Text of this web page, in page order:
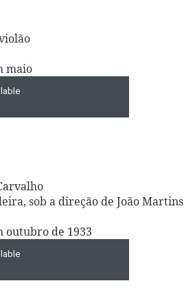
maio
sob a direção de João Martins
outubro de 1933